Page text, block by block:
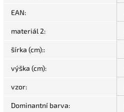
EAN:
materiál 2:
šírka (cm)::
výška (cm):
vzor:
Dominantní barva: